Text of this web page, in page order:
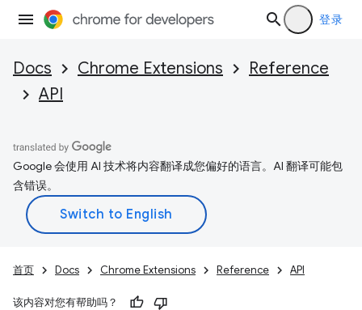
登录
Docs Chrome Extensions
Reference
API
Google 会使用 AI 技术将内容翻译成您偏好的语言。AI 翻译可能包
含错误。
首页 Docs Chrome Extensions Reference API
该内容对您有帮助吗？